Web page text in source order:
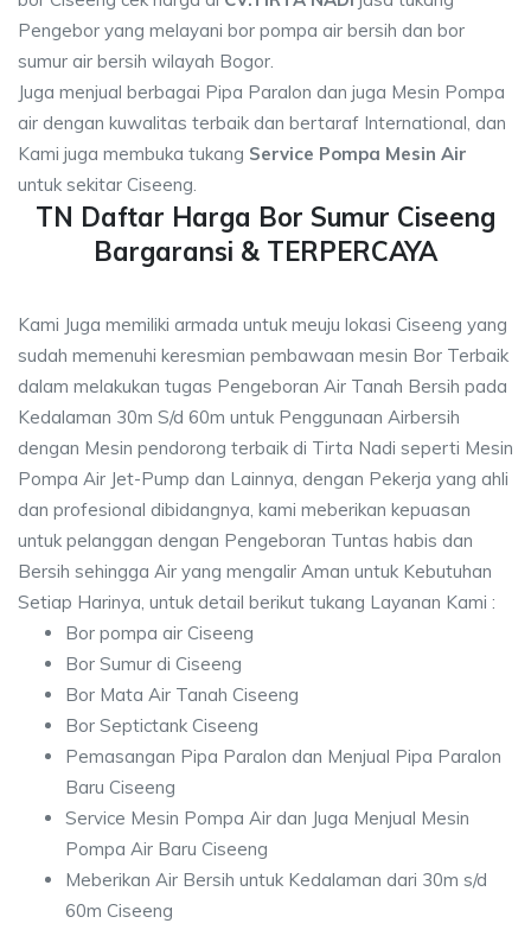
Pengebor yang melayani bor pompa air bersih dan bor
sumur air bersih wilayah Bogor.
Juga menjual berbagai Pipa Paralon dan juga Mesin Pompa
air dengan kuwalitas terbaik dan bertaraf International, dan
Kami juga membuka tukang Service Pompa Mesin Air
untuk sekitar Ciseeng.
TN Daftar Harga Bor Sumur Ciseeng
Bargaransi & TERPERCAYA
Kami Juga memiliki armada untuk meuju lokasi Ciseeng yang
sudah memenuhi keresmian pembawaan mesin Bor Terbaik
dalam melakukan tugas Pengeboran Air Tanah Bersih pada
Kedalaman 30m S/d 60m untuk Penggunaan Airbersih
dengan Mesin pendorong terbaik di Tirta Nadi seperti Mesin
Pompa Air Jet-Pump dan Lainnya, dengan Pekerja yang ahli
dan profesional dibidangnya, kami meberikan kepuasan
untuk pelanggan dengan Pengeboran Tuntas habis dan
Bersih sehingga Air yang mengalir Aman untuk Kebutuhan
Setiap Harinya, untuk detail berikut tukang Layanan Kami :
Bor pompa air Ciseeng
Bor Sumur di Ciseeng
Bor Mata Air Tanah Ciseeng
Bor Septictank Ciseeng
Pemasangan Pipa Paralon dan Menjual Pipa Paralon
Baru Ciseeng
Service Mesin Pompa Air dan Juga Menjual Mesin
Pompa Air Baru Ciseeng
Meberikan Air Bersih untuk Kedalaman dari 30m s/d
60m Ciseeng